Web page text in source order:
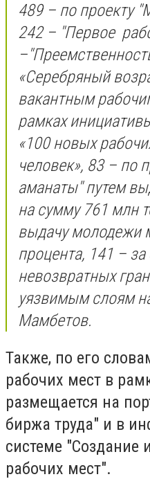
489 – по проекту
242 – "Первое
«Серебряный
вакантным
рамках
«100 новых
человек», 83 – по
аманаты" путем
на сумму 761 млн
выдачу молодежи
процента, 141 –
невозвратных
уязвимым слоям
Мамбетов.
Также, по его
рабочих мест в
размещается на
биржа труда" и в
системе "Создание
рабочих мест".